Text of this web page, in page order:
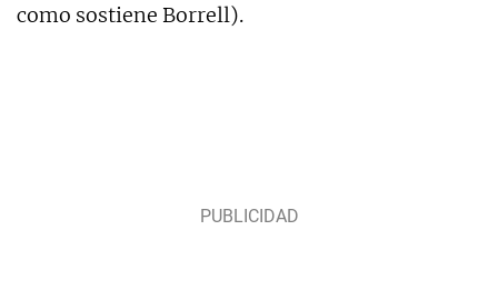
como sostiene Borrell).